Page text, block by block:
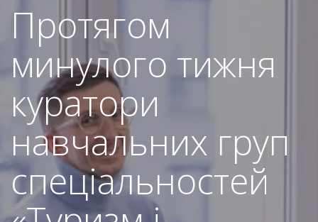
Протягом
минулого тижня
куратори
навчальних груп
спеціальностей